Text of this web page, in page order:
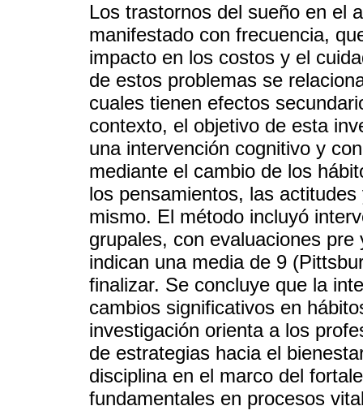
Los trastornos del sueño en el
manifestado con frecuencia,
impacto en los costos y el
de estos problemas se
cuales tienen efectos
contexto, el objetivo de esta
una intervención cognitivo y
mediante el cambio de los
los pensamientos, las
mismo. El método incluyó
grupales, con evaluaciones
indican una media de 9
finalizar. Se concluye que la
cambios significativos en
investigación orienta a los
de estrategias hacia el
disciplina en el marco del
fundamentales en procesos